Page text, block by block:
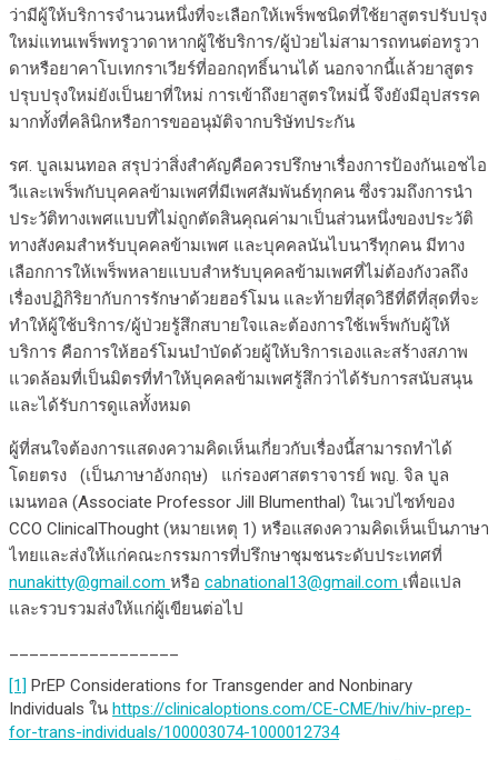
ว่ามีผู้ให้บริการจำนวนหนึ่งที่จะเลือกให้เพร็พชนิดที่ใช้ยาสูตรปรับปรุง
ใหม่แทนเพร็พทรูวาดาหากผู้ใช้บริการ/ผู้ป่วยไม่สามารถทนต่อทรูวา
ดาหรือยาคาโบเทกราเวียร์ที่ออกฤทธิ์นานได้ นอกจากนี้แล้วยาสูตร
ปรุบปรุงใหม่ยังเป็นยาที่ใหม่ การเข้าถึงยาสูตรใหม่นี้ จึงยังมีอุปสรรค
มากทั้งที่คลินิกหรือการขออนุมัติจากบริษัทประกัน
รศ. บูลเมนทอล สรุปว่าสิ่งสำคัญคือควรปรึกษาเรื่องการป้องกันเอชไอ
วีและเพร็พกับบุคคลข้ามเพศที่มีเพศสัมพันธ์ทุกคน ซึ่งรวมถึงการนำ
ประวัติทางเพศแบบที่ไม่ถูกตัดสินคุณค่ามาเป็นส่วนหนึ่งของประวัติ
ทางสังคมสำหรับบุคคลข้ามเพศ และบุคคลนันไบนารีทุกคน มีทาง
เลือกการให้เพร็พหลายแบบสำหรับบุคคลข้ามเพศที่ไม่ต้องกังวลถึง
เรื่องปฏิกิริยากับการรักษาด้วยฮอร์โมน และท้ายที่สุดวิธีที่ดีที่สุดที่จะ
ทำให้ผู้ใช้บริการ/ผู้ป่วยรู้สึกสบายใจและต้องการใช้เพร็พกับผู้ให้
บริการ คือการให้ฮอร์โมนบำบัดด้วยผู้ให้บริการเองและสร้างสภาพ
แวดล้อมที่เป็นมิตรที่ทำให้บุคคลข้ามเพศรู้สึกว่าได้รับการสนับสนุน
และได้รับการดูแลทั้งหมด
ผู้ที่สนใจต้องการแสดงความคิดเห็นเกี่ยวกับเรื่องนี้สามารถทำได้
โดยตรง (เป็นภาษาอังกฤษ) แก่รองศาสตราจารย์ พญ. จิล บูล
เมนทอล (Associate Professor Jill Blumenthal) ในเวปไซท์ของ
CCO ClinicalThought (หมายเหตุ 1) หรือแสดงความคิดเห็นเป็นภาษา
ไทยและส่งให้แก่คณะกรรมการที่ปรึกษาชุมชนระดับประเทศที่
nunakitty@gmail.com หรือ cabnational13@gmail.com เพื่อแปล
และรวบรวมส่งให้แก่ผู้เขียนต่อไป
[1] PrEP Considerations for Transgender and Nonbinary
Individuals ใน https://clinicaloptions.com/CE-CME/hiv/hiv-prep-
for-trans-individuals/100003074-1000012734